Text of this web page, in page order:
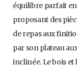
équilibre parfait
proposant des
de repas aux
par son plateau
inclinée. Le bois